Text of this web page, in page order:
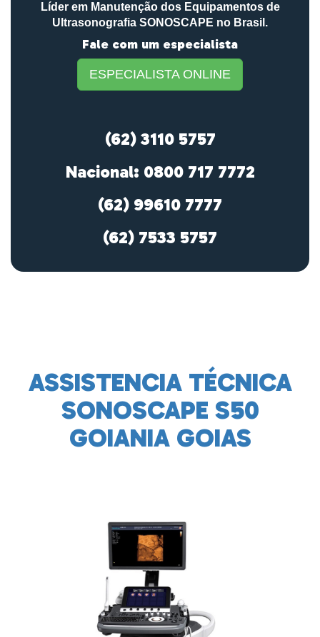
Líder em Manutenção dos Equipamentos de
Ultrasonografia SONOSCAPE no Brasil.
Fale com um especialista
ESPECIALISTA ONLINE
(62) 3110 5757
Nacional: 0800 717 7772
(62) 99610 7777
(62) 7533 5757
ASSISTENCIA TÉCNICA
SONOSCAPE S50
GOIANIA GOIAS